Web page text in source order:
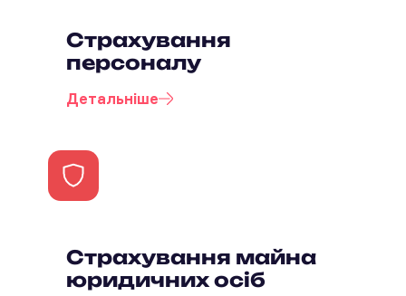
Страхування
персоналу
Детальніше
Страхування майна
юридичних осіб